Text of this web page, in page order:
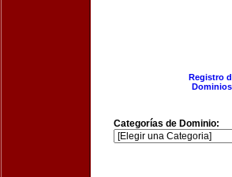
Registro
Categorías de Dominio: